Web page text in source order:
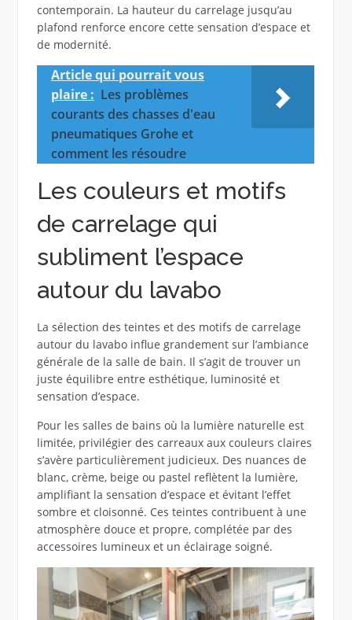
contemporain. La hauteur du carrelage jusqu’au
plafond renforce encore cette sensation d’espace et
de modernité.
Article qui pourrait vous
plaire : Les problèmes
courants des chasses d'eau
pneumatiques Grohe et
comment les résoudre
Les couleurs et motifs
de carrelage qui
subliment l’espace
autour du lavabo
La sélection des teintes et des motifs de carrelage
autour du lavabo influe grandement sur l’ambiance
générale de la salle de bain. Il s’agit de trouver un
juste équilibre entre esthétique, luminosité et
sensation d’espace.
Pour les salles de bains où la lumière naturelle est
limitée, privilégier des carreaux aux couleurs claires
s’avère particulièrement judicieux. Des nuances de
blanc, crème, beige ou pastel reflètent la lumière,
amplifiant la sensation d’espace et évitant l’effet
sombre et cloisonné. Ces teintes contribuent à une
atmosphère douce et propre, complétée par des
accessoires lumineux et un éclairage soigné.